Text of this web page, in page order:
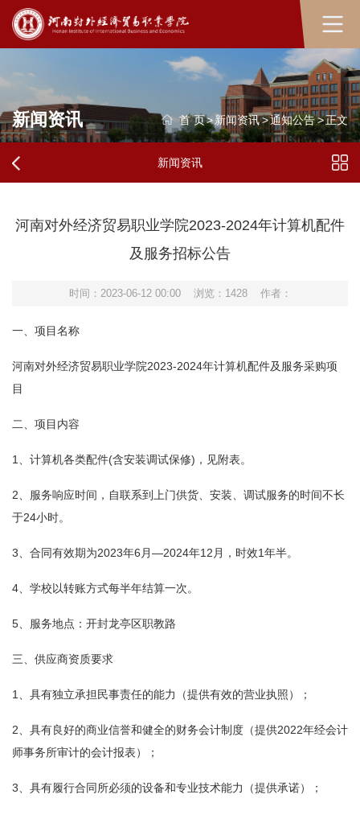
新闻资讯 首 页>新闻资讯>通知公告>正文
新闻资讯
河南对外经济贸易职业学院2023-2024年计算机配件
及服务招标公告
时间：2023-06-12 00:00 浏览： 1428 作者：
一、项目名称
河南对外经济贸易职业学院2023-2024年计算机配件及服务采购项
目
二、项目内容
1、计算机各类配件(含安装调试保修)，见附表。
2、服务响应时间，自联系到上门供货、安装、调试服务的时间不长
于24小时。
3、合同有效期为2023年6月—2024年12月，时效1年半。
4、学校以转账方式每半年结算一次。
5、服务地点：开封龙亭区职教路
三、供应商资质要求
1、具有独立承担民事责任的能力（提供有效的营业执照）；
2、具有良好的商业信誉和健全的财务会计制度（提供2022年经会计
师事务所审计的会计报表）；
3、具有履行合同所必须的设备和专业技术能力（提供承诺）；